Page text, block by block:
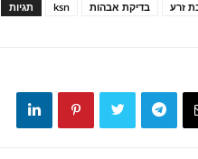
תגיות ksn בדיקת אבהות זרע